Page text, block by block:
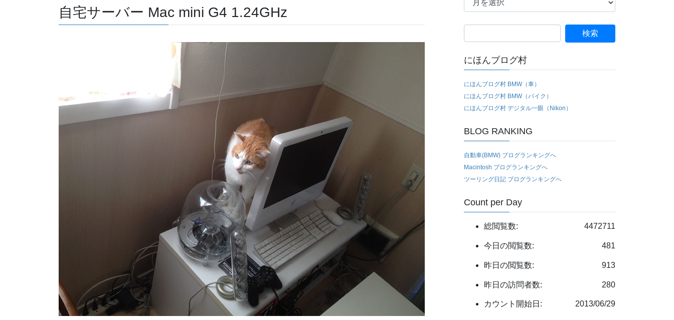
自宅サーバー Mac mini G4 1.24GHz
ブ
索:
にほんブログ村
にほんブログ村 BMW（車）
にほんブログ村 BMW（バイク）
にほんブログ村 デジタル一眼（Nikon）
BLOG RANKING
自動車(BMW) ブログランキングへ
Macintosh ブログランキングへ
ツーリング日記 ブログランキングへ
Count per Day
4472711
総閲覧数:
481
今日の閲覧数:
913
昨日の閲覧数:
280
昨日の訪問者数:
2013/06/29
カウント開始日: